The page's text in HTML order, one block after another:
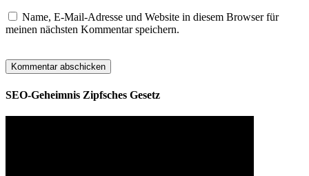
Name, E-Mail-Adresse und Website in diesem Browser für
meinen nächsten Kommentar speichern.
SEO-Geheimnis Zipfsches Gesetz